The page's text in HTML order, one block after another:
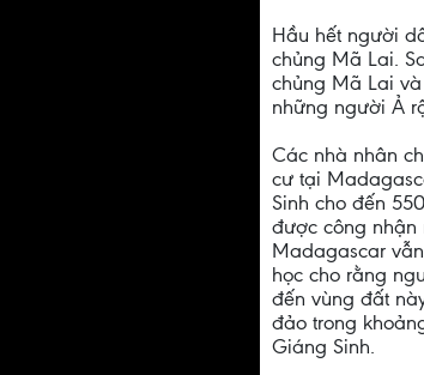
Hầu hết người
chủng Mã Lai.
chủng Mã Lai
những người Ả
Các nhà nhân
cư tại
Sinh cho đến
được công nhận
Madagascar
học cho rằng
đến vùng đất
đảo trong
Giáng Sinh.